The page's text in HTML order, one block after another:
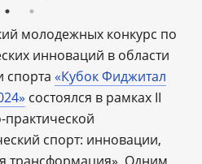
молодежных конкурс по
инноваций в области
спорта «Кубок Фиджитал
состоялся в рамках II
спорт: инновации,